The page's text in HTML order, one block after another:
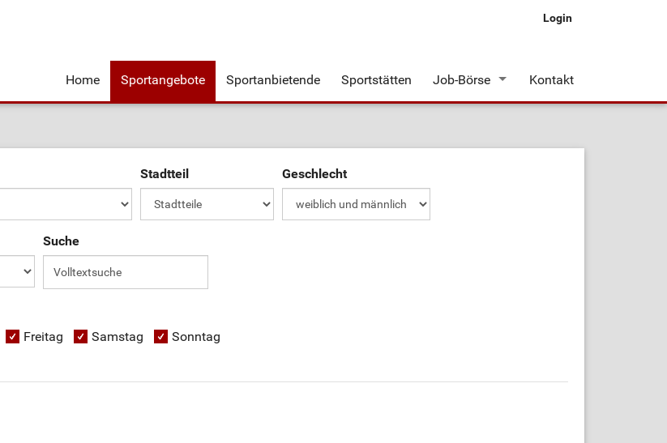
Login
Home Sportangebote Sportanbietende Sportstätten Job-Börse Kontakt
Stadtteil Geschlecht
Suche
Freitag Samstag Sonntag